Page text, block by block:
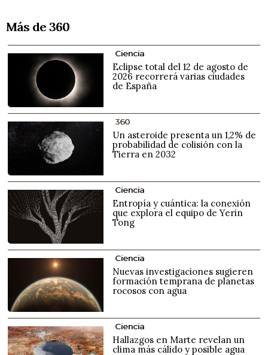
Más de 360
Ciencia
Eclipse total del 12 de agosto de
2026 recorrerá varias ciudades
de España
360
Un asteroide presenta un 1,2% de
probabilidad de colisión con la
Tierra en 2032
Ciencia
Entropía y cuántica: la conexión
que explora el equipo de Yerin
Tong
Ciencia
Nuevas investigaciones sugieren
formación temprana de planetas
rocosos con agua
Ciencia
Hallazgos en Marte revelan un
clima más cálido y posible agua